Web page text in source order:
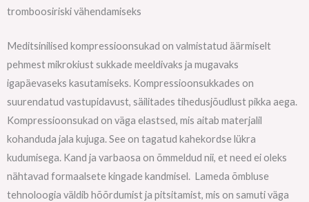
tromboosiriski vähendamiseks
Meditsinilised kompressioonsukad on valmistatud äärmiselt
pehmest mikrokiust sukkade meeldivaks ja mugavaks
igapäevaseks kasutamiseks. Kompressioonsukkades on
suurendatud vastupidavust, säilitades tihedusjõudlust pikka aega.
Kompressioonsukad on väga elastsed, mis aitab materjalil
kohanduda jala kujuga. See on tagatud kahekordse lükra
kudumisega. Kand ja varbaosa on õmmeldud nii, et need ei oleks
nähtavad formaalsete kingade kandmisel. Lameda õmbluse
tehnoloogia väldib hõõrdumist ja pitsitamist, mis on samuti väga